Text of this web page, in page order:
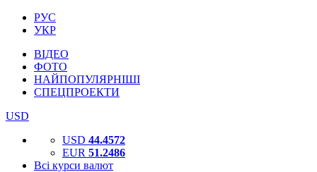
РУС
УКР
ВІДЕО
ФОТО
НАЙПОПУЛЯРНІШІ
СПЕЦПРОЕКТИ
USD
USD 44.4572
EUR 51.2486
Всі курси валют